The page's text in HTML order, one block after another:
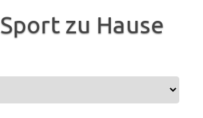
Sport zu Hause